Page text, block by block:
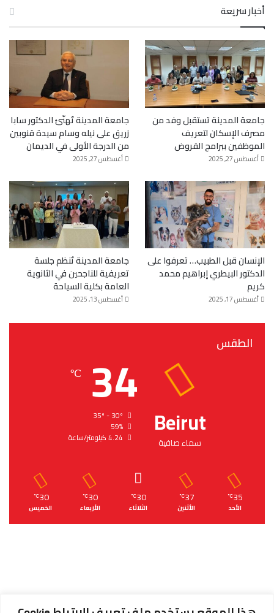
أخبار سريعة
جامعة المدينة تستقبل وفد من
مصرف الإسكان لتعريف
الموظفين ببرامج القروض
أغسطس 27, 2025
جامعة المدينة تُهنّئ الدكتور سابا
زريق على نيله وسام سيدة قنوبين
من الدرجة الأولى في الديمان
أغسطس 27, 2025
الإنسان قبل الطبيب… تعرفوا على
الدكتور البيطري إبراهيم محمد
كريم
أغسطس 17, 2025
جامعة المدينة تُنظم جلسة
تعريفية للناجحين في الثانوية
العامة بكلية السياحة
أغسطس 13, 2025
الطقس
Beirut
سماء صافية
34
℃
59%
4.24 كيلومتر/ساعة
35
℃
الأحد
37
℃
الأثنين
30
℃
الثلاثاء
30
℃
الأربعاء
30
℃
الخميس